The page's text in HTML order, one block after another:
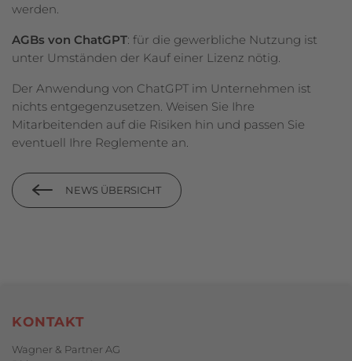
werden.
AGBs von ChatGPT: für die gewerbliche Nutzung ist
unter Umständen der Kauf einer Lizenz nötig.
Der Anwendung von ChatGPT im Unternehmen ist
nichts entgegenzusetzen. Weisen Sie Ihre
Mitarbeitenden auf die Risiken hin und passen Sie
eventuell Ihre Reglemente an.
NEWS ÜBERSICHT
Footerbereich
KONTAKT
Wagner & Partner AG